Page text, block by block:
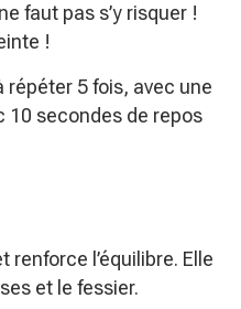
faut pas s’y risquer !
!
5 fois, avec une
10 secondes de repos
l’équilibre. Elle
et le fessier.